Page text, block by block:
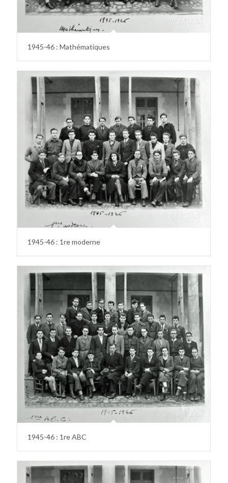
1945-46 : Mathématiques
1945-46 : 1re moderne
1945-46 : 1re ABC